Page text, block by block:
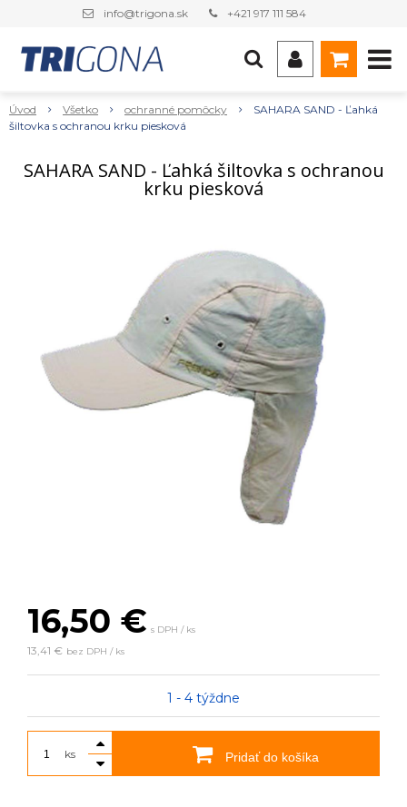
info@trigona.sk +421 917 111 584
Úvod Všetko ochranné pomôcky
SAHARA SAND - Ľahká
šiltovka s ochranou krku piesková
SAHARA SAND - Ľahká šiltovka s ochranou
krku piesková
16,50 € s DPH / ks
13,41 € bez DPH / ks
1 - 4 týždne
ks Pridať do košíka